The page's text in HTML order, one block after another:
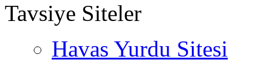
Tavsiye Siteler
Havas Yurdu Sitesi